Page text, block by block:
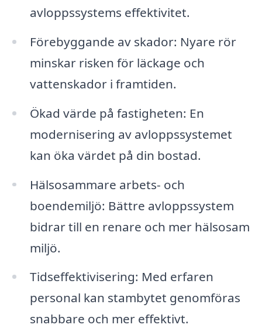
avloppssystems effektivitet.
Förebyggande av skador: Nyare rör
minskar risken för läckage och
vattenskador i framtiden.
Ökad värde på fastigheten: En
modernisering av avloppssystemet
kan öka värdet på din bostad.
Hälsosammare arbets- och
boendemiljö: Bättre avloppssystem
bidrar till en renare och mer hälsosam
miljö.
Tidseffektivisering: Med erfaren
personal kan stambytet genomföras
snabbare och mer effektivt.